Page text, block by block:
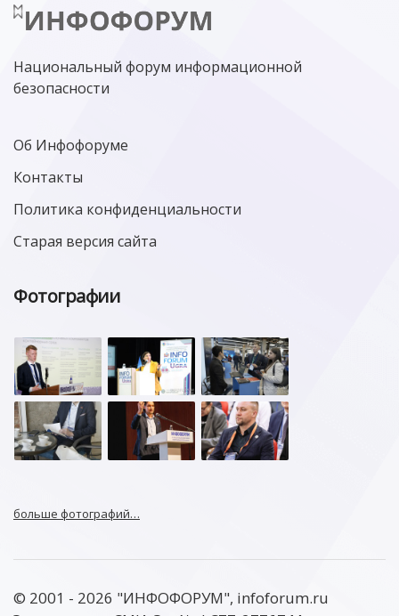
МИНЦИФРЫ РОССИИ NGFW
Национальный форум информационной
безопасности
Об Инфофоруме
Контакты
Политика конфиденциальности
Старая версия сайта
Фотографии
больше фотографий…
© 2001 - 2026 "ИНФОФОРУМ", infoforum.ru